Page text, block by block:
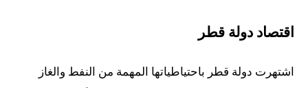
اقتصاد دولة قطر
اشتهرت دولة قطر باحتياطياتها المهمة من النفط والغاز